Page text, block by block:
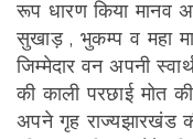
रूप धारण किया मानव
सुखाड़ , भुकम्प व महा
जिम्मेदार वन अपनी
की काली परछाई मोत
अपने गृह राज्यझारखंड